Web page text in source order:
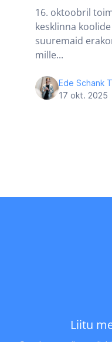
16. oktoobril
kesklinna
suuremaid
mille...
Ede Schank
17 okt. 2025
Liitu